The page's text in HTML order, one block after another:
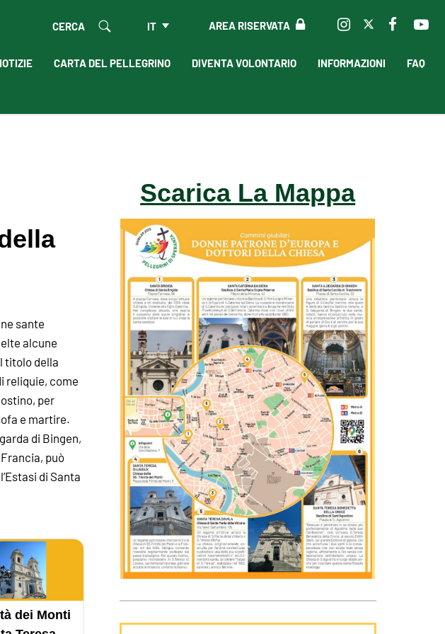
AREA RISERVATA
IT
CERCA
CARTA DEL PELLEGRINO DIVENTA VOLONTARIO INFORMAZIONI FAQ
sante
alcune
titolo della
reliquie, come
per
e martire.
di Bingen,
può
di Santa
dei Monti
Scarica La Mappa